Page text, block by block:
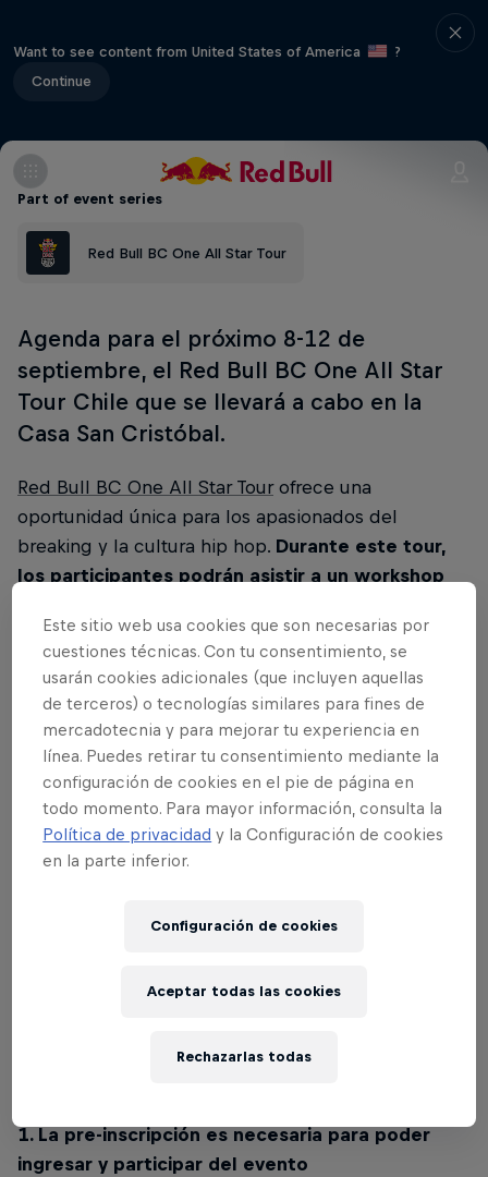
Want to see content from United States of America
?
Continue
Part of event series
Red Bull BC One All Star Tour
Agenda para el próximo 8-12 de
septiembre, el Red Bull BC One All Star
Tour Chile que se llevará a cabo en la
Casa San Cristóbal.
Red Bull BC One All Star Tourofrece una
oportunidad única para los apasionados del
breaking y la cultura hip hop. Durante este tour,
los participantes podrán asistir a un workshop
exponentes del breaking a nivel mundial. Este
taller no solo permitirá a los asistentes mejorar sus
habilidades y aprender nuevas técnicas, sino
también inspirarse y nutrirse del conocimiento y la
experiencia de verdaderas leyendas del breaking.
Además delworkshop, el evento culmina con un
emocionante cypher, una competencia donde los
breakers podrán demostrar su talento y creatividad
increíble oportunidad de avanzar al Last Chance
Tres puntos importantes para asegurar tu
1. La pre-inscripción es necesaria para poder
ingresar y participar del evento
Este sitio web usa cookies que son necesarias por
cuestiones técnicas. Con tu consentimiento, se
usarán cookies adicionales (que incluyen aquellas
de terceros) o tecnologías similares para fines de
mercadotecnia y para mejorar tu experiencia en
línea. Puedes retirar tu consentimiento mediante la
configuración de cookies en el pie de página en
todo momento. Para mayor información, consulta la
Política de privacidad y la Configuración de cookies
en la parte inferior.
Configuración de cookies
Rechazarlas todas
Aceptar todas las cookies